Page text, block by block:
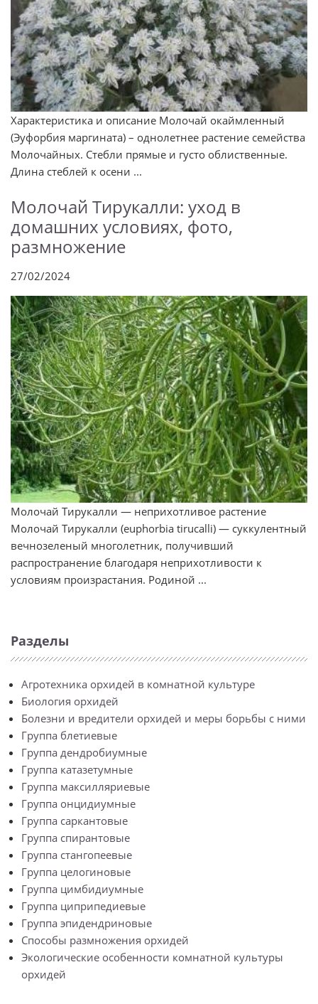
Характеристика и описание Молочай окаймленный
(Эуфорбия маргината) – однолетнее растение семейства
Молочайных. Стебли прямые и густо облиственные.
Длина стеблей к осени ...
Молочай Тирукалли: уход в
домашних условиях, фото,
размножение
27/02/2024
Молочай Тирукалли — неприхотливое растение
Молочай Тирукалли (euphorbia tirucalli) — суккулентный
вечнозеленый многолетник, получивший
распространение благодаря неприхотливости к
условиям произрастания. Родиной ...
Разделы
Агротехника орхидей в комнатной культуре
Биология орхидей
Болезни и вредители орхидей и меры борьбы с ними
Группа блетиевые
Группа дендробиумные
Группа катазетумные
Группа максилляриевые
Группа онцидиумные
Группа саркантовые
Группа спирантовые
Группа стангопеевые
Группа целогиновые
Группа цимбидиумные
Группа циприпедиевые
Группа эпидендриновые
Способы размножения орхидей
Экологические особенности комнатной культуры
орхидей